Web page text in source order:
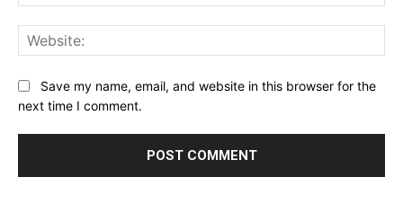
Save my name, email, and website in this browser for the
next time I comment.